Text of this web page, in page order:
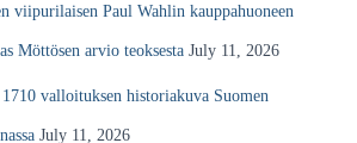
viipurilaisen Paul Wahlin kauppahuoneen
Möttösen arvio teoksesta July 11, 2026
valloituksen historiakuva Suomen
July 11, 2026